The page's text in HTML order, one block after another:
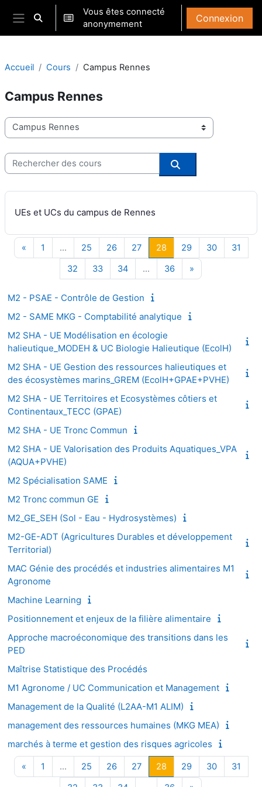
Passer au contenu principal
Panneau latéral
Activer/désactiver la saisie de recherche
Vous êtes connecté
anonymement
Connexion
Accueil Cours Campus Rennes
Campus Rennes
Catégories de cours
Rechercher des cours
Rechercher des
UEs et UCs du campus de Rennes
«Page précédente
1 Page 1
… 25Page 25
26Page 26
27Page 27
28Page 28
29Page 29
30Page 30
31
32 Page 32
33Page 33
34Page 34
… 36Page 36
»
M2 - PSAE - Contrôle de Gestion
M2 - SAME MKG - Comptabilité analytique
M2 SHA - UE Modélisation en écologie
halieutique_MODEH & UC Biologie Halieutique (EcolH)
M2 SHA - UE Gestion des ressources halieutiques et
des écosystèmes marins_GREM (EcolH+GPAE+PVHE)
M2 SHA - UE Territoires et Ecosystèmes côtiers et
Continentaux_TECC (GPAE)
M2 SHA - UE Tronc Commun
M2 SHA - UE Valorisation des Produits Aquatiques_VPA
(AQUA+PVHE)
M2 Spécialisation SAME
M2 Tronc commun GE
M2_GE_SEH (Sol - Eau - Hydrosystèmes)
M2-GE-ADT (Agricultures Durables et développement
Territorial)
MAC Génie des procédés et industries alimentaires M1
Agronome
Machine Learning
Positionnement et enjeux de la filière alimentaire
Approche macroéconomique des transitions dans les
PED
Maîtrise Statistique des Procédés
M1 Agronome / UC Communication et Management
Management de la Qualité (L2AA-M1 ALIM)
management des ressources humaines (MKG MEA)
marchés à terme et gestion des risques agricoles
«Page précédente
1 Page 1
… 25Page 25
26Page 26
27Page 27
28Page 28
29Page 29
30Page 30
31